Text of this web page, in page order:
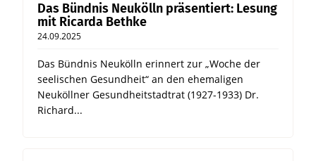
Das Bündnis Neukölln präsentiert: Lesung
mit Ricarda Bethke
24.09.2025
Das Bündnis Neukölln erinnert zur „Woche der
seelischen Gesundheit“ an den ehemaligen
Neuköllner Gesundheitstadtrat (1927-1933) Dr.
Richard...